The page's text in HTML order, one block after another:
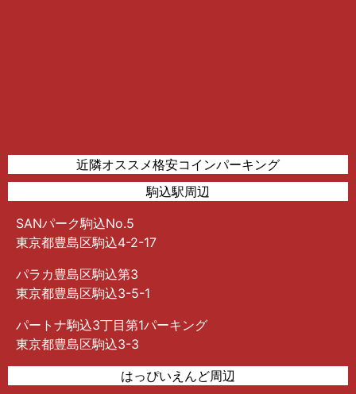
近隣オススメ格安コインパーキング
駒込駅周辺
SANパーク駒込No.5
東京都豊島区駒込4-2-17
パラカ豊島区駒込第3
東京都豊島区駒込3-5-1
パートナ駒込3丁目第1パーキング
東京都豊島区駒込3-3
はっぴいえんど周辺